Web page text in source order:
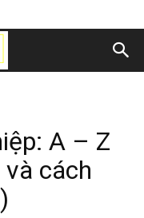
A – Z
cách